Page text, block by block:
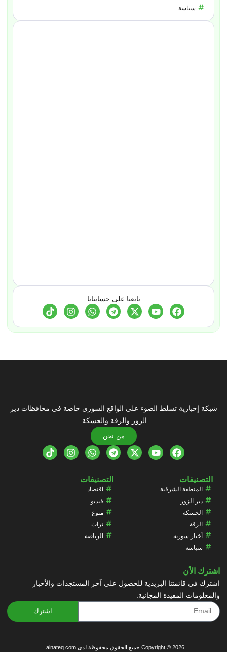
سياسة
تابعنا على حسابتانا
شبكة إخبارية تسلط الضوء على الواقع السوري خاصة في محافظات دير
الزور والرقة والحسكة.
من نحن
التصنيفات
المنطقة الشرقية
دير الزور
الحسكة
الرقة
أخبار سورية
سياسة
التصنيفات
اقتصاد
فيديو
منوع
تراث
الرياضة
اشترك الأن
اشترك في قائمتنا البريدية للحصول على آخر المستجدات والأخبار
والمعلومات المفيدة المجانية.
اشترك
Copyright © 2026 جميع الحقوق محفوظة لدى alnateq.com .